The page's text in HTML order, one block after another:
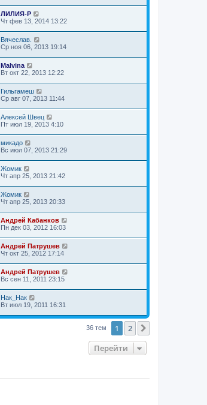
ЛИЛИЯ-Р
Чт фев 13, 2014 13:22
Вячеслав.
Ср ноя 06, 2013 19:14
Malvina
Вт окт 22, 2013 12:22
Гильгамеш
Ср авг 07, 2013 11:44
Алексей Швец
Пт июл 19, 2013 4:10
микадо
Вс июл 07, 2013 21:29
Жомик
Чт апр 25, 2013 21:42
Жомик
Чт апр 25, 2013 20:33
Андрей Кабанков
Пн дек 03, 2012 16:03
Андрей Патрушев
Чт окт 25, 2012 17:14
Андрей Патрушев
Вс сен 11, 2011 23:15
Нак_Нак
Вт июл 19, 2011 16:31
36 тем 1 2
Перейти